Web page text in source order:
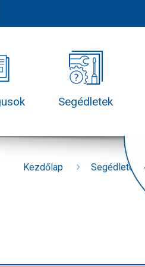
Segédletek
Kezdőlap